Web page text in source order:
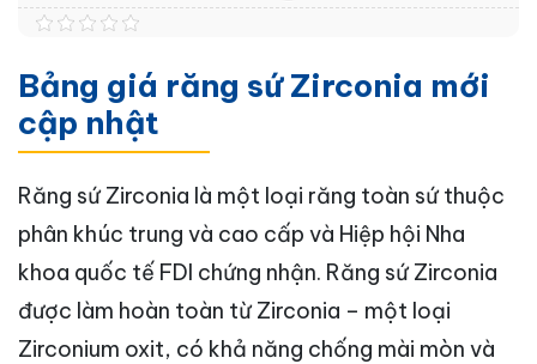
Bảng giá răng sứ Zirconia mới
cập nhật
Răng sứ Zirconia là một loại răng toàn sứ thuộc
phân khúc trung và cao cấp và Hiệp hội Nha
khoa quốc tế FDI chứng nhận. Răng sứ Zirconia
được làm hoàn toàn từ Zirconia – một loại
Zirconium oxit, có khả năng chống mài mòn và